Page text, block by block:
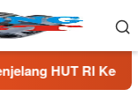
Selatan